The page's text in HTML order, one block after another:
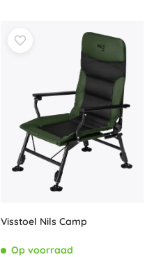
Visstoel Nils Camp
Op voorraad